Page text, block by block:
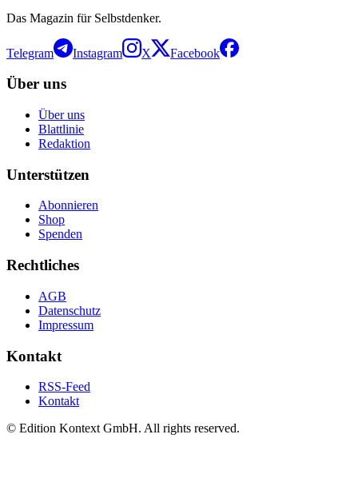
Das Magazin für Selbstdenker.
Telegram Instagram X Facebook
Über uns
Über uns
Blattlinie
Redaktion
Unterstützen
Abonnieren
Shop
Spenden
Rechtliches
AGB
Datenschutz
Impressum
Kontakt
RSS-Feed
Kontakt
© Edition Kontext GmbH. All rights reserved.